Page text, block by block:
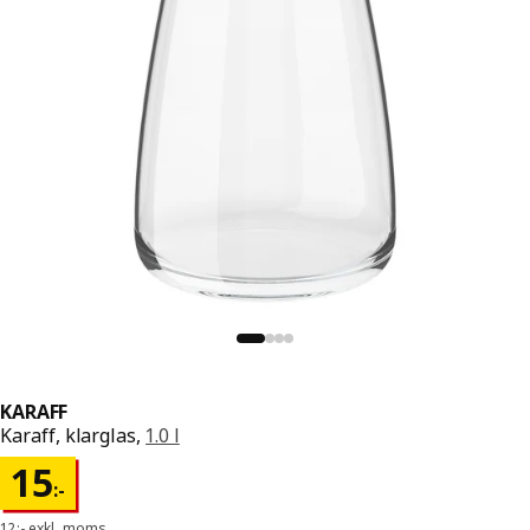
KARAFF
Karaff, klarglas, 1.0 l
15:-
Pris 15:-